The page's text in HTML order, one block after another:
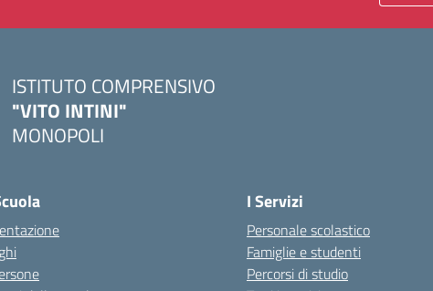
ISTITUTO COMPRENSIVO
"VITO INTINI"
MONOPOLI
I Servizi
Personale scolastico
Famiglie e studenti
Percorsi di studio